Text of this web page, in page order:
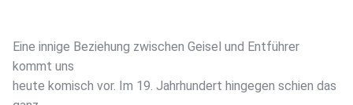
Eine innige Beziehung zwischen Geisel und Entführer
kommt uns
heute komisch vor. Im 19. Jahrhundert hingegen schien das